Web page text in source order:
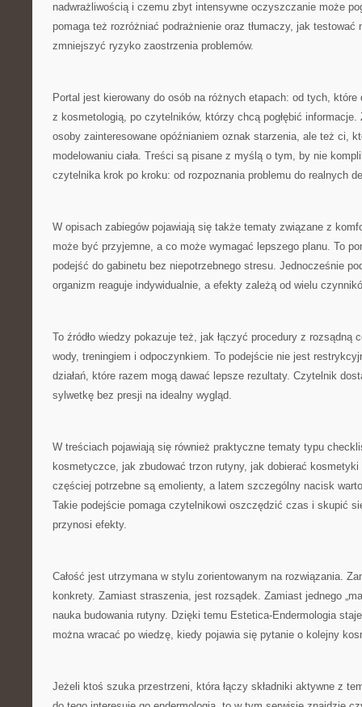
nadwrażliwością i czemu zbyt intensywne oczyszczanie może
pomaga też rozróżniać podrażnienie oraz tłumaczy, jak testować
zmniejszyć ryzyko zaostrzenia problemów.
Portal jest kierowany do osób na różnych etapach: od tych, które
z kosmetologią, po czytelników, którzy chcą pogłębić
osoby zainteresowane opóźnianiem oznak starzenia, ale też ci,
modelowaniu ciała. Treści są pisane z myślą o tym, by nie
czytelnika krok po kroku: od rozpoznania problemu do realnych
W opisach zabiegów pojawiają się także tematy związane z
może być przyjemne, a co może wymagać lepszego planu. To
podejść do gabinetu bez niepotrzebnego stresu. Jednocześnie
organizm reaguje indywidualnie, a efekty zależą od wielu
To źródło wiedzy pokazuje też, jak łączyć procedury z rozsądną
wody, treningiem i odpoczynkiem. To podejście nie jest
działań, które razem mogą dawać lepsze rezultaty. Czytelnik
sylwetkę bez presji na idealny wygląd.
W treściach pojawiają się również praktyczne tematy typu
kosmetyczce, jak zbudować trzon rutyny, jak dobierać
częściej potrzebne są emolienty, a latem szczególny nacisk
Takie podejście pomaga czytelnikowi oszczędzić czas i skupić
przynosi efekty.
Całość jest utrzymana w stylu zorientowanym na rozwiązania.
konkrety. Zamiast straszenia, jest rozsądek. Zamiast jednego
nauka budowania rutyny. Dzięki temu Estetica-Endermologia
można wracać po wiedzę, kiedy pojawia się pytanie o kolejny
Jeżeli ktoś szuka przestrzeni, która łączy składniki aktywne z